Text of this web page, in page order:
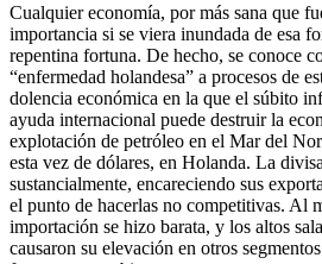
Cualquier economía, por más sana que
importancia si se viera inundada de esa
repentina for­tuna. De hecho, se conoce
“enfermedad holandesa” a procesos de
dolencia económica en la que el súbito
ayuda internacional puede destruir la
explotación de petróleo en el Mar del
esta vez de dólares, en Holanda. La
sustancialmente, encareciendo sus
el punto de hacerlas no competitivas. Al
importación se hizo barata, y los altos
causaron su elevación en otros